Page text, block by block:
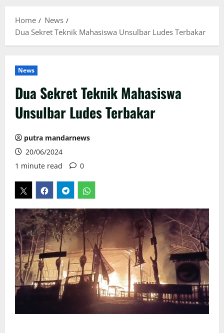
Home
News
Dua Sekret Teknik Mahasiswa Unsulbar Ludes Terbakar
News
Dua Sekret Teknik Mahasiswa
Unsulbar Ludes Terbakar
putra mandarnews
20/06/2024
1 minute read
0